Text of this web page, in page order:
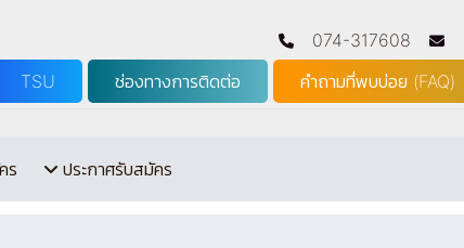
074-317608
TSU
ช่องทางการติดต่อ คำถามที่พบบ่อย (FAQ)
ร ประกาศรับสมัคร